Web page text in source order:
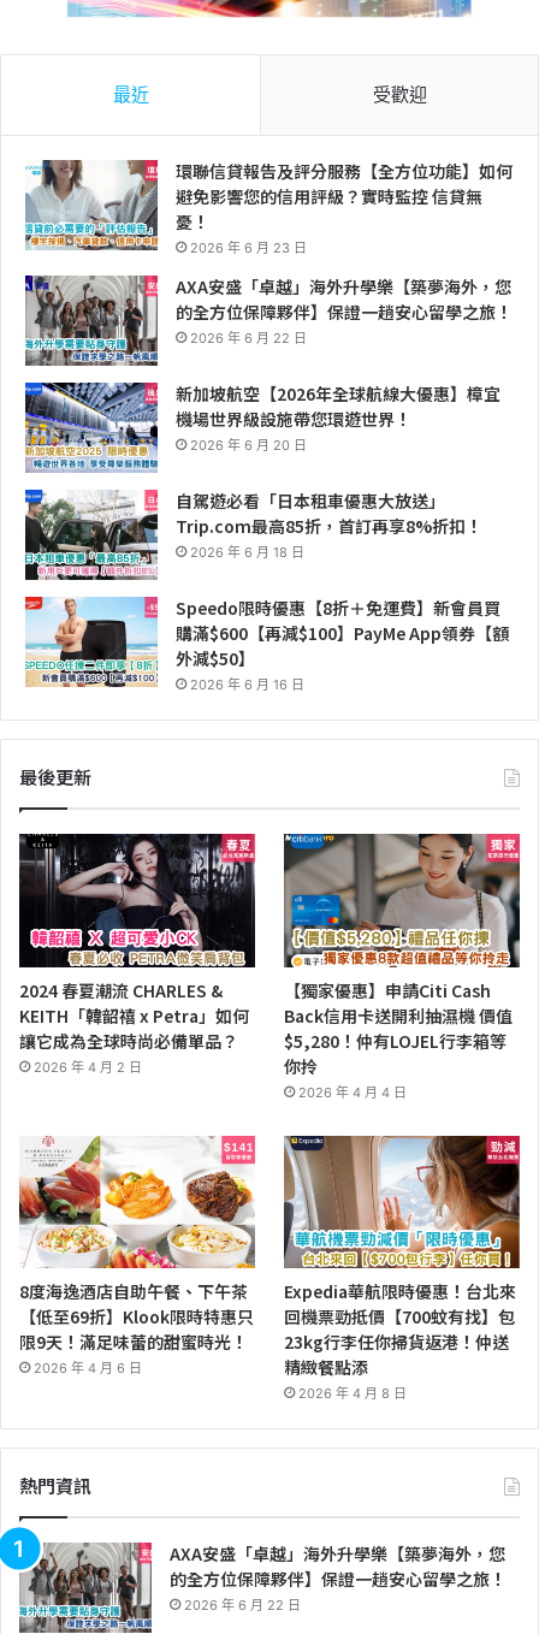
最近 受歡迎
環聯信貸報告及評分服務【全方位功能】如何
避免影響您的信用評級？實時監控 信貸無
憂！
2026 年 6 月 23 日
AXA安盛「卓越」海外升學樂【築夢海外，您
的全方位保障夥伴】保證一趟安心留學之旅！
2026 年 6 月 22 日
新加坡航空【2026年全球航線大優惠】樟宜
機場世界級設施帶您環遊世界！
2026 年 6 月 20 日
自駕遊必看「日本租車優惠大放送」
Trip.com最高85折，首訂再享8%折扣！
2026 年 6 月 18 日
Speedo限時優惠【8折＋免運費】新會員買
購滿$600【再減$100】PayMe App領券【額
外減$50】
2026 年 6 月 16 日
最後更新
2024 春夏潮流 CHARLES &
KEITH「韓韶禧 x Petra」如何
讓它成為全球時尚必備單品？
2026 年 4 月 2 日
【獨家優惠】申請Citi Cash
Back信用卡送開利抽濕機 價值
$5,280！仲有LOJEL行李箱等
你拎
2026 年 4 月 4 日
8度海逸酒店自助午餐、下午茶
【低至69折】Klook限時特惠只
限9天！滿足味蕾的甜蜜時光！
2026 年 4 月 6 日
Expedia華航限時優惠！台北來
回機票勁抵價【700蚊有找】包
23kg行李任你掃貨返港！仲送
精緻餐點添
2026 年 4 月 8 日
熱門資訊
AXA安盛「卓越」海外升學樂【築夢海外，您
的全方位保障夥伴】保證一趟安心留學之旅！
2026 年 6 月 22 日